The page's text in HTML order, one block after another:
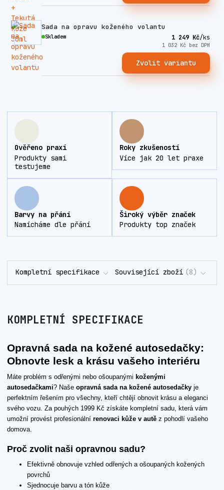
Sada na opravu koženého volantu
1 249 Kč/ks
1 032 Kč bez DPH
Skladem
Zvolit variantu
Ověřeno praxí
Produkty sami
testujeme
Roky zkušeností
Více jak 20 let praxe
Barvy na přání
Namícháme dle přání
Široký výběr značek
Produkty top značek
Kompletní specifikace Související zboží 8
KOMPLETNÍ SPECIFIKACE
Opravná sada na kožené autosedačky:
Obnovte lesk a krásu vašeho interiéru
Máte problém s odřenými nebo ošoupanými koženými
autosedačkami? Naše opravná sada na kožené autosedačky je
perfektním řešením pro všechny, kteří chtějí obnovit krásu a eleganci
svého vozu. Za pouhých 1999 Kč získáte kompletní sadu, která vám
umožní provést profesionální renovaci kůže v autě z pohodlí vašeho
domova.
Proč zvolit naši opravnou sadu?
Efektivně obnovuje vzhled odřených a ošoupaných kožených
povrchů
Sjednocuje barvu a tón kůže